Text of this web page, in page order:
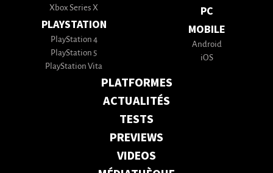
Xbox Series X
PLAYSTATION
PlayStation 4
PlayStation 5
PlayStation Vita
PC
MOBILE
Android
iOS
PLATFORMES
ACTUALITÉS
TESTS
PREVIEWS
VIDEOS